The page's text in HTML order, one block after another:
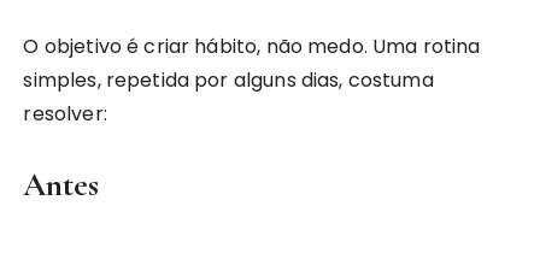
O objetivo é criar hábito, não medo. Uma rotina
simples, repetida por alguns dias, costuma
resolver:
Antes